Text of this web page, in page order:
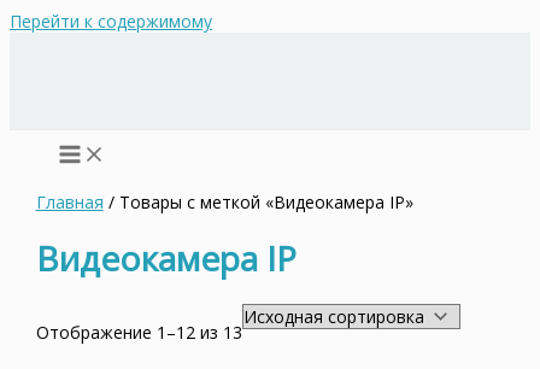
Перейти к содержимому
Главная / Товары с меткой «Видеокамера IP»
Видеокамера IP
Отображение 1–12 из 13